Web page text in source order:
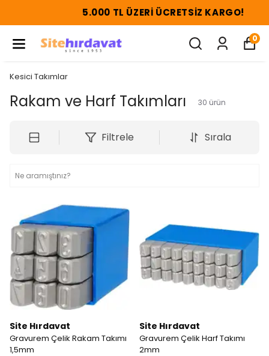
5.000 TL ÜZERI ÜCRETSIZ KARGO!
0
Kesici Takımlar
Rakam ve Harf Takımları 30 ürün
Filtrele Sırala
Site Hırdavat
Gravurem Çelik Rakam Takımı
1,5mm
Site Hırdavat
Gravurem Çelik Harf Takımı
2mm